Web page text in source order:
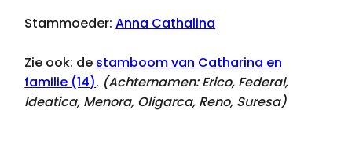
Stammoeder:Anna Cathalina
Zie ook: de stamboom van Catharina en
familie (14). (Achternamen:Erico, Federal,
Ideatica, Menora, Oligarca, Reno, Suresa)